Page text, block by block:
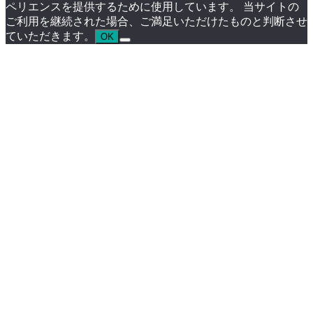
ペリエンスを提供するために使用しています。 当サイトの
ご利用を継続された場合、ご満足いただけたものと判断させ
ていただきます。
OK